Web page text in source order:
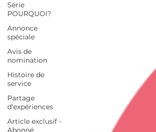
Série
POURQUOI?
Annonce
spéciale
Avis de
nomination
Histoire de
service
Partage
d'expériences
Article exclusif -
Abonné